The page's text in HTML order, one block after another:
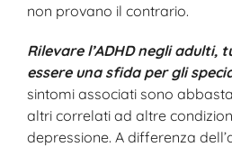
non provano il contrario.
Rilevare l’ADHD negli
essere una sfida per gli
sintomi associati sono
altri correlati ad altre
depressione. A differenza